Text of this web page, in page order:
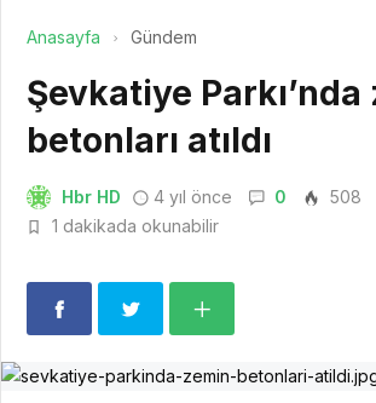
Anasayfa Gündem
Şevkatiye Parkı’nda
betonları atıldı
Hbr HD 4 yıl önce 0
508
1 dakikada okunabilir